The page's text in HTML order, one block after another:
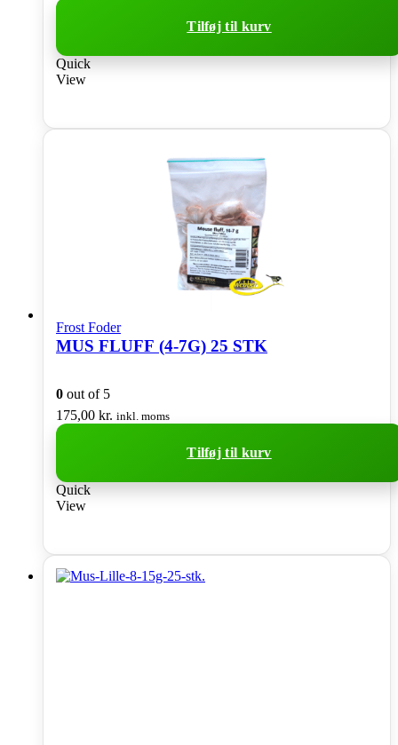
Tilføj til kurv
Quick
View
Frost Foder
MUS FLUFF (4-7G) 25 STK
0 out of 5
175,00 kr. inkl. moms
Tilføj til kurv
Quick
View